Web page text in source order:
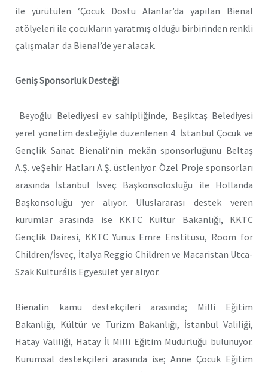
ile yürütülen ‘Çocuk Dostu Alanlar’da yapılan Bienal
atölyeleri ile çocukların yaratmış olduğu birbirinden renkli
çalışmalar da Bienal’de yer alacak.
Geniş Sponsorluk Desteği
Beyoğlu Belediyesi ev sahipliğinde, Beşiktaş Belediyesi
yerel yönetim desteğiyle düzenlenen 4. İstanbul Çocuk ve
Gençlik Sanat Bienali‘nin mekân sponsorluğunu Beltaş
A.Ş. veŞehir Hatları A.Ş. üstleniyor. Özel Proje sponsorları
arasında İstanbul İsveç Başkonsolosluğu ile Hollanda
Başkonsoluğu yer alıyor. Uluslararası destek veren
kurumlar arasında ise KKTC Kültür Bakanlığı, KKTC
Gençlik Dairesi, KKTC Yunus Emre Enstitüsü, Room for
Children/İsveç, İtalya Reggio Children ve Macaristan Utca-
Szak Kulturális Egyesület yer alıyor.
Bienalin kamu destekçileri arasında; Milli Eğitim
Bakanlığı, Kültür ve Turizm Bakanlığı, İstanbul Valiliği,
Hatay Valiliği, Hatay İl Milli Eğitim Müdürlüğü bulunuyor.
Kurumsal destekçileri arasında ise; Anne Çocuk Eğitim